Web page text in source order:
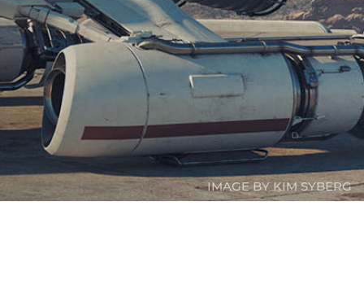
IMAGE BY KIM SYBERG